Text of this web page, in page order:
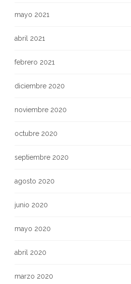
mayo 2021
abril 2021
febrero 2021
diciembre 2020
noviembre 2020
octubre 2020
septiembre 2020
agosto 2020
junio 2020
mayo 2020
abril 2020
marzo 2020